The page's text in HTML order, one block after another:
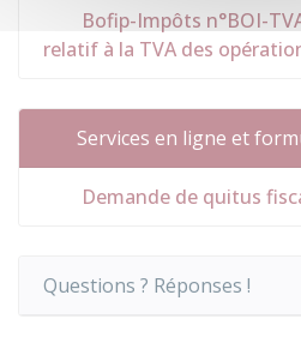
Bofip-Impôts n°BOI-
relatif à la TVA des
Services en ligne et
Demande de quitus
Questions ? Réponses !